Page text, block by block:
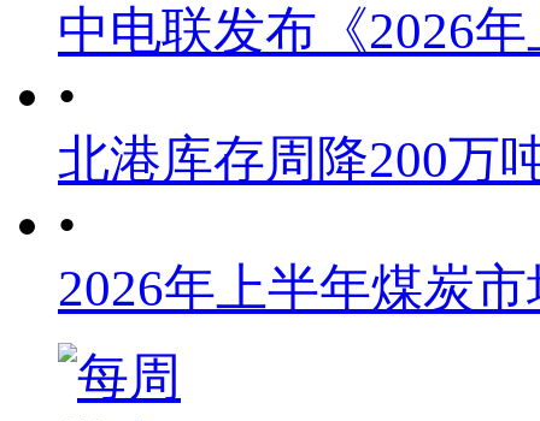
中电联发布《2026
•
北港库存周降200万
•
2026年上半年煤炭